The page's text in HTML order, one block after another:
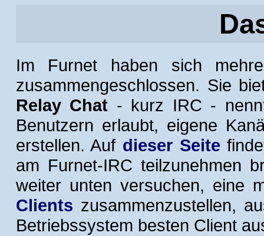
Im Furnet haben sich
zusammengeschlossen. Sie
Relay Chat - kurz IRC -
Benutzern erlaubt, eigene
erstellen. Auf dieser Seite
am Furnet-IRC teilzunehmen
weiter unten versuchen, eine
Clients zusammenzustellen,
Betriebssystem besten Client